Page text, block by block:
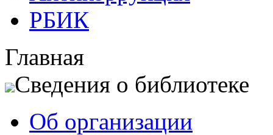
РБИК
Главная
Сведения о библиотеке
Об организации